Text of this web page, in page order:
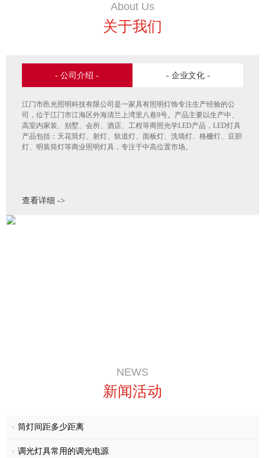
About Us
关于我们
- 公司介绍 - - 企业文化 -
江门市邑光照明科技有限公司是一家具有照明灯饰专注生产经验的公
司，位于江门市江海区外海清兰上湾里八巷9号。产品主要以生产中、
高室内家装、别墅、会所、酒店、工程等商照光学LED产品，LED灯具
产品包括：天花筒灯、射灯、轨道灯、面板灯、洗墙灯、格栅灯、豆胆
灯、明装筒灯等商业照明灯具，专注于中高位置市场。
查看详细 ->
NEWS
新闻活动
筒灯间距多少距离
调光灯具常用的调光电源